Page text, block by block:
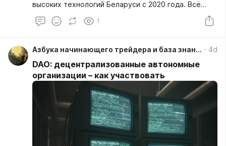
высоких технологий Беларуси с 2020 года. Всё
легально: KYC с фото паспорта и селфи, операциям
можно получить официальные документы.
1
Азбука начинающего трейдера и база знаний 4d
DAO: децентрализованные автономные
организации – как участвовать